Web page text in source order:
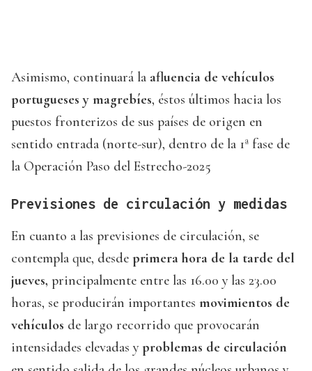
Asimismo, continuará la afluencia de vehículos
portugueses y magrebíes, éstos últimos hacia los
puestos fronterizos de sus países de origen en
sentido entrada (norte-sur), dentro de la 1ª fase de
la Operación Paso del Estrecho-2025
Previsiones de circulación y medidas
En cuanto a las previsiones de circulación, se
contempla que, desde primera hora de la tarde del
jueves, principalmente entre las 16.00 y las 23.00
horas, se producirán importantes movimientos de
vehículos de largo recorrido que provocarán
intensidades elevadas yproblemas de circulación